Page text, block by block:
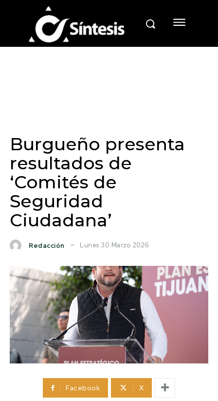
Burgueño presenta
resultados de
‘Comités de
Seguridad
Ciudadana’
Redacción Lunes 30 Marzo 2026
Facebook X